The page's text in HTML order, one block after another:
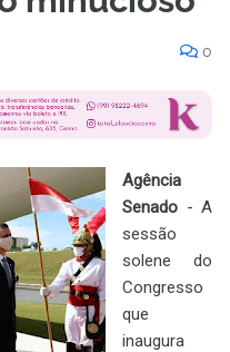
0
Agência
Senado - A
sessão
solene do
Congresso
que
inaugura